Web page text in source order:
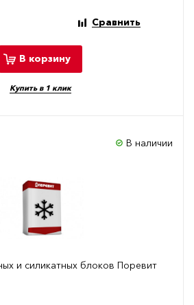
Сравнить
В корзину
Купить в 1 клик
В наличии
и силикатных блоков Поревит